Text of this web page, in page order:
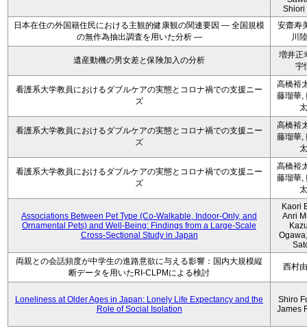
Shiori
日本在住の外国籍住民における主観的健康観の関連要因 ― 全国規模
の無作為抽出調査を用いた分析 ―
安齋寿
川
遺産動機の男女差と保険加入の分析
増井正
宇
看護系大学教員におけるダブルケアの実態とコロナ禍での支援ニー
ズ
高橋裕
藤瑠華,
太
看護系大学教員におけるダブルケアの実態とコロナ禍での支援ニー
ズ
高橋裕
藤瑠華,
太
看護系大学教員におけるダブルケアの実態とコロナ禍での支援ニー
ズ
高橋裕
藤瑠華,
太
Associations Between Pet Type (Co-Walkable, Indoor-Only, and
Ornamental Pets) and Well-Being: Findings from a Large-Scale
Cross-Sectional Study in Japan
Kaori
Anri
両親との会話頻度が中学生の進路意欲に与える影響：国内大規模縦
断データを用いたRI-CLPMによる検討
西村
Loneliness at Older Ages in Japan: Lonely Life Expectancy and the
Role of Social Isolation
Shiro
James